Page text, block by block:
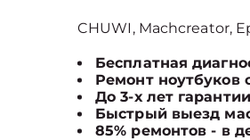
CHUWI, Machcreator,
Бесплатная
Ремонт ноутбуков
До 3-х лет
Быстрый выезд
85% ремонтов - в